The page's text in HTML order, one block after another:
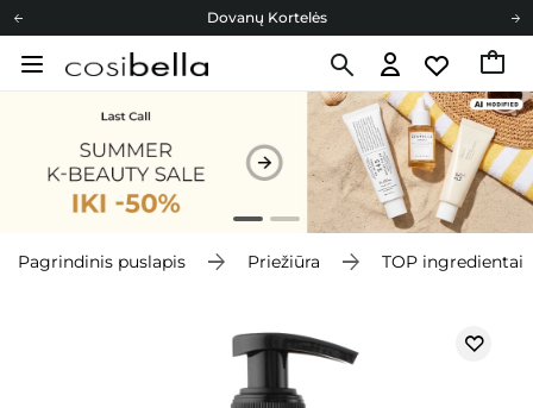
Dovanų Kortelės
Cosibella lojalumo programa
Dovanų Kortelės
Pagrindinis puslapis Priežiūra TOP ingredientai